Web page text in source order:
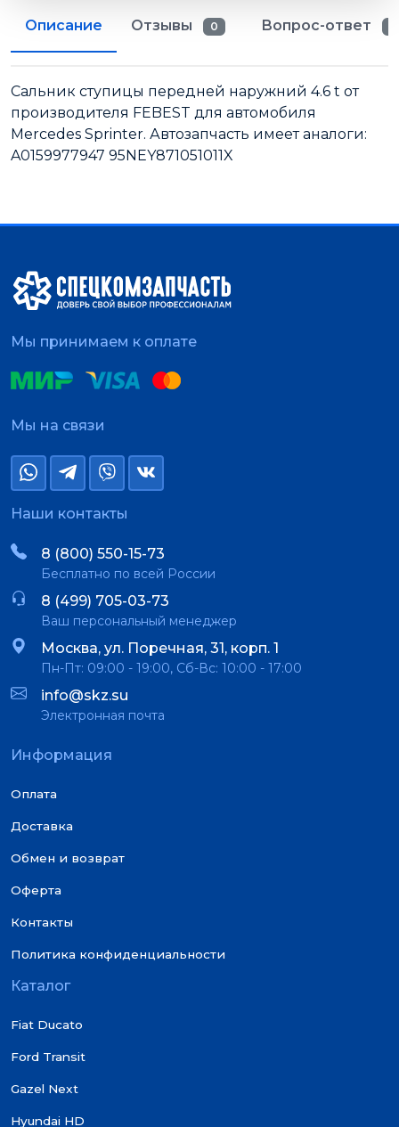
Описание Отзывы 0 Вопрос-ответ
Сальник ступицы передней наружний 4.6 t от
производителя FEBEST для автомобиля
Mercedes Sprinter. Автозапчасть имеет аналоги:
A0159977947 95NEY871051011X
Мы принимаем к оплате
Мы на связи
Наши контакты
8 (800) 550-15-73
Бесплатно по всей России
8 (499) 705-03-73
Ваш персональный менеджер
Москва, ул. Поречная, 31, корп. 1
Пн-Пт: 09:00 - 19:00, Сб-Вс: 10:00 - 17:00
info@skz.su
Электронная почта
Информация
Оплата
Доставка
Обмен и возврат
Оферта
Контакты
Политика конфиденциальности
Каталог
Fiat Ducato
Ford Transit
Gazel Next
Hyundai HD